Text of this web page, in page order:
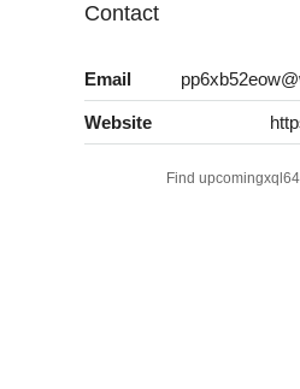
Contact
Email
Website
Find